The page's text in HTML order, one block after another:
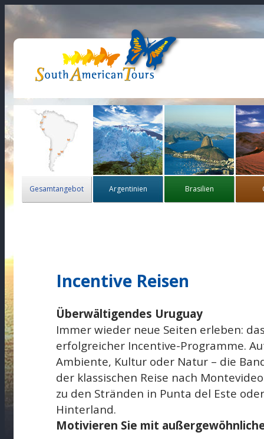
Gesamtangebot Argentinien Brasilien
Incentive Reisen
Überwältigendes Uruguay
Immer wieder neue Seiten erleben:
erfolgreicher Incentive-Programme.
Ambiente, Kultur oder Natur – die
der klassischen Reise nach
zu den Stränden in Punta del Este
Hinterland.
Motivieren Sie mit